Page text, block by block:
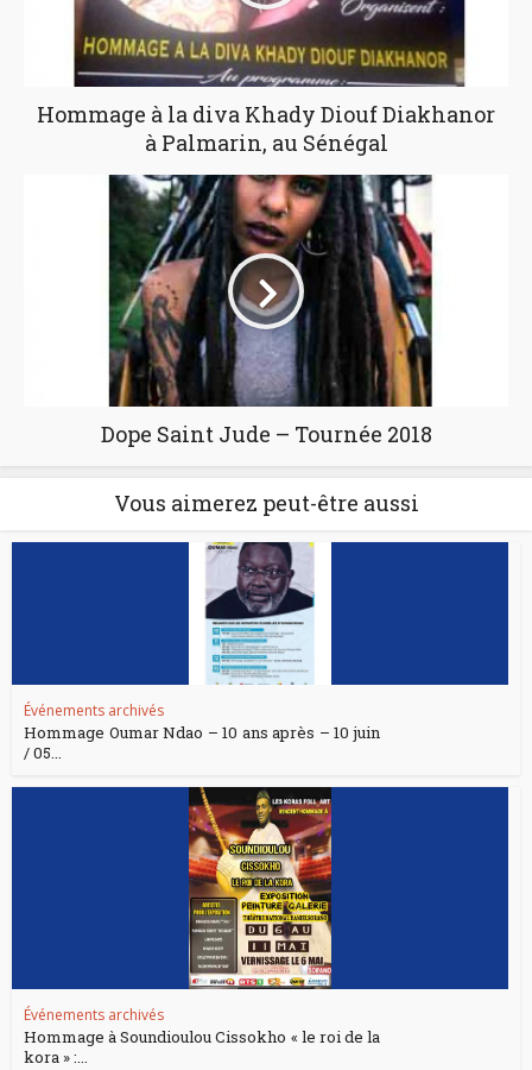
Hommage à la diva Khady Diouf Diakhanor
à Palmarin, au Sénégal
Dope Saint Jude – Tournée 2018
Vous aimerez peut-être aussi
Événements archivés
Hommage Oumar Ndao – 10 ans après – 10 juin
/ 05...
Événements archivés
Hommage à Soundioulou Cissokho « le roi de la
kora » :...